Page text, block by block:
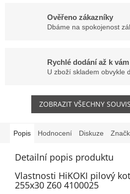
Ověřeno zákazníky
Dbáme na spokojenost
Rychlé dodání až k vám
U zboží skladem obvykle
ZOBRAZIT VŠECHNY
Popis Hodnocení Diskuze
Detailní popis produktu
Vlastnosti HiKOKI pilový
255x30 Z60 4100025